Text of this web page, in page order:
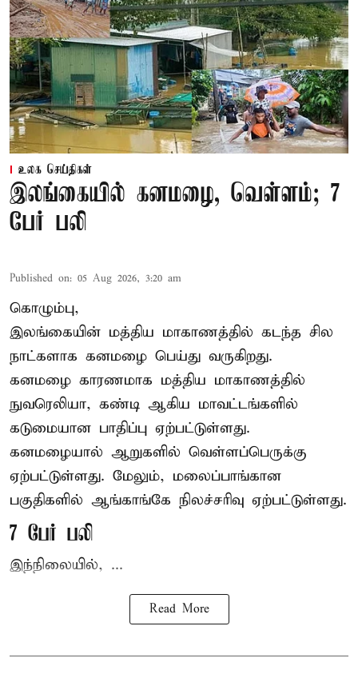
உலக செய்திகள்
இலங்கையில் கனமழை, வெள்ளம்; 7
பேர் பலி
Published on: 05 Aug 2026, 3:20 am
கொழும்பு,
இலங்கையின் மத்திய மாகாணத்தில் கடந்த சில
நாட்களாக கனமழை பெய்து வருகிறது.
கனமழை காரணமாக மத்திய மாகாணத்தில்
நுவரெலியா, கண்டி ஆகிய மாவட்டங்களில்
கடுமையான பாதிப்பு ஏற்பட்டுள்ளது.
கனமழையால் ஆறுகளில் வெள்ளப்பெருக்கு
ஏற்பட்டுள்ளது. மேலும், மலைப்பாங்கான
பகுதிகளில் ஆங்காங்கே நிலச்சரிவு ஏற்பட்டுள்ளது.
7 பேர் பலி
இந்நிலையில், ...
Read More